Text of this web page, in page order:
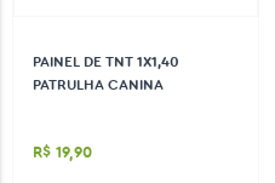
PAINEL DE TNT 1X1,40
PATRULHA CANINA
R$ 19,90